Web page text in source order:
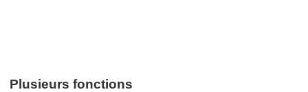
Plusieurs fonctions